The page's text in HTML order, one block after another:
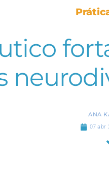
ANA
07 abr